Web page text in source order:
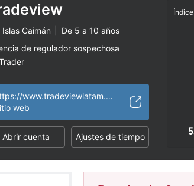
Islas Caimán
De 5 a 10 años
de regulador sospechosa
https://www.tradeviewlatam.com/
web
Abrir cuenta Ajustes de tiempo